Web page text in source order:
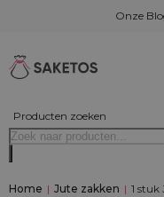
Onze
Producten zoeken
Home | Jute zakken | 1